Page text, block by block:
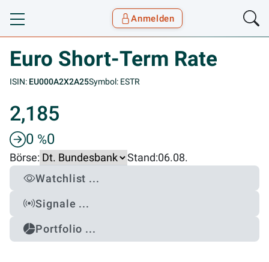
Toggle navigation
Anmelden
Euro Short-Term Rate
ISIN: EU000A2X2A25Symbol: ESTR
2,185
0 %0
Börse: Stand:06.08.
Watchlist ...
Signale ...
Portfolio ...